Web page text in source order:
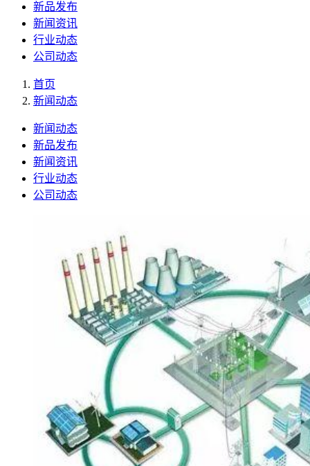
新品发布
新闻资讯
行业动态
公司动态
首页
新闻动态
新闻动态
新品发布
新闻资讯
行业动态
公司动态